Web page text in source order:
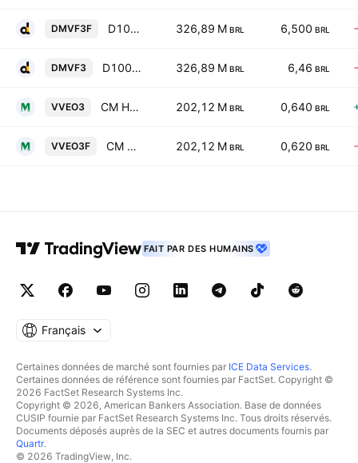
DMVF3F D1000 Varejo Farma Participacoes SA 326,89 M BRL 6,500 BRL
DMVF3 D1000 Varejo Farma Participacoes SA 326,89 M BRL 6,46 BRL
VVEO3 CM Hospitalar SA 202,12 M BRL 0,640 BRL
VVEO3F CM Hospitalar SA 202,12 M BRL 0,620 BRL
FAIT PAR DES HUMAINS
Français
Certaines données de marché sont fournies par ICE Data Services.
Certaines données de référence sont fournies par FactSet. Copyright ©
2026 FactSet Research Systems Inc.
Copyright © 2026, American Bankers Association. Base de données
CUSIP fournie par FactSet Research Systems Inc. Tous droits réservés.
Documents déposés auprès de la SEC et autres documents fournis par
Quartr.
© 2026 TradingView, Inc.